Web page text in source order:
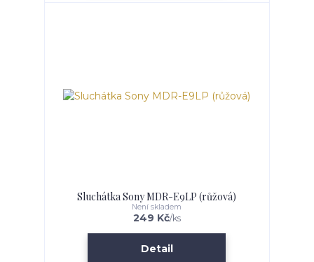
Sluchátka Sony MDR-E9LP (růžová)
249 Kč/ks
Není skladem
Detail